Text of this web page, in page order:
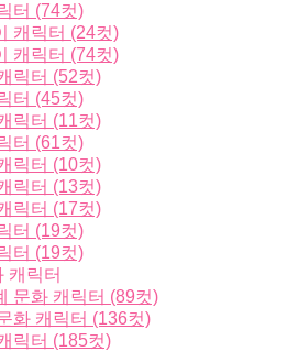
터 (74컷)
캐릭터 (24컷)
캐릭터 (74컷)
릭터 (52컷)
터 (45컷)
릭터 (11컷)
터 (61컷)
릭터 (10컷)
릭터 (13컷)
릭터 (17컷)
터 (19컷)
터 (19컷)
캐릭터
문화 캐릭터 (89컷)
화 캐릭터 (136컷)
릭터 (185컷)